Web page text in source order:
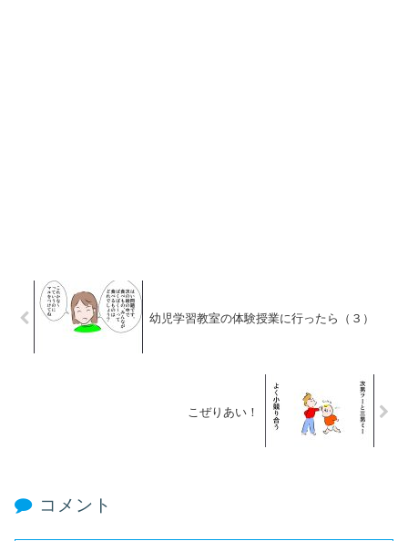
幼児学習教室の体験授業に行ったら（３）
こぜりあい！
コメント